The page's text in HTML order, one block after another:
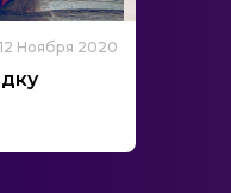
12 Ноября 2020